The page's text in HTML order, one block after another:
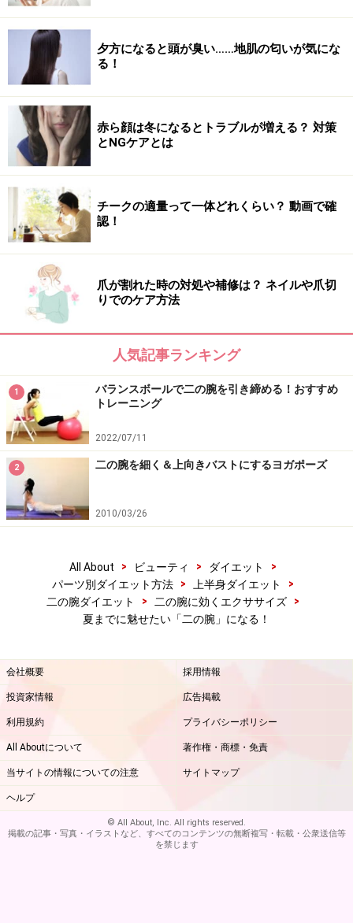
2.1で作ったポーズから、右腕を斜め（左側）に引っ張ら
れるように上体をねじっていきます。下半身の位置は変
えないで上体だけをねじれば、二の腕＋背中のダブつき
に効果的です。
3.1と同じポーズを、腕をチェンジして行います。両腕が
肩甲骨から生えているようなイメージで行うと、しなや
かな二の腕が完成します。
4.2で作ったポーズから、左腕を斜め（右側）に引っ張ら
れるように上体をねじります。首は長い状態を保ち、肩
が上がらないように注意しましょう。
は必要なく、いつでもどこでも実践できるのが特徴。さ
らに、ただ鍛えるだけでなく、しなやかで女性らしい
「二の腕」が完成するのが魅了です。
「強く・美しく・しなやか」。人間としての内面や姿勢
が「二の腕」にも表れているようなミッシェル・オバ
※記事内容は執筆時点のものです。最新の内容をご確認くださ
い。
※ダイエットは個人の体質、また、誤った方法による実践に起因
して体調不良を引き起こす場合があります。実践の際には、必ず
自身の体質及び健康状態を十分に考慮したうえで、正しい方法で
おこなってください。また、全ての方への有効性を保証するもの
夕方になると頭が臭い……地肌の匂いが気にな
る！
赤ら顔は冬になるとトラブルが増える？ 対策
とNGケアとは
チークの適量って一体どれくらい？ 動画で確
認！
爪が割れた時の対処や補修は？ ネイルや爪切
りでのケア方法
人気記事ランキング
1
バランスボールで二の腕を引き締める！おすすめ
トレーニング
2022/07/11
2 二の腕を細く＆上向きバストにするヨガポーズ
2010/03/26
All About > ビューティ > ダイエット
>
パーツ別ダイエット方法
> 上半身ダイエット
>
二の腕ダイエット
> 二の腕に効くエクササイズ
>
夏までに魅せたい「二の腕」になる！
会社概要 採用情報
投資家情報 広告掲載
利用規約 プライバシーポリシー
All Aboutについて 著作権・商標・免責
当サイトの情報についての注意 サイトマップ
ヘルプ
© All About, Inc. All rights reserved.
掲載の記事・写真・イラストなど、すべてのコンテンツの無断複写・転載・公衆送信等
を禁じます